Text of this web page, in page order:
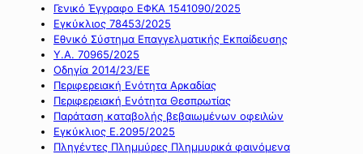
Γενικό Έγγραφο ΕΦΚΑ 1541090/2025
Εγκύκλιος 78453/2025
Εθνικό Σύστημα Επαγγελματικής Εκπαίδευσης
Υ.Α. 70965/2025
Οδηγία 2014/23/ΕΕ
Περιφερειακή Ενότητα Αρκαδίας
Περιφερειακή Ενότητα Θεσπρωτίας
Παράταση καταβολής βεβαιωμένων οφειλών
Εγκύκλιος Ε.2095/2025
Πληγέντες Πλημμύρες Πλημμυρικά φαινόμενα